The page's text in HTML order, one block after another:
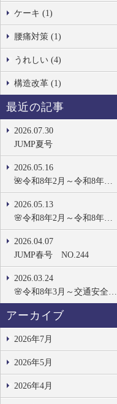
ケーキ (1)
腰痛対策 (1)
うれしい (4)
構造改革 (1)
最近の記事
2026.07.30
JUMP夏号
2026.05.16
🌺令和8年2月～令和8年…
2026.05.13
🌸令和8年2月～令和8年…
2026.04.07
JUMP春号 NO.244
2026.03.24
🌸令和8年3月～交通安全…
アーカイブ
2026年7月
2026年5月
2026年4月